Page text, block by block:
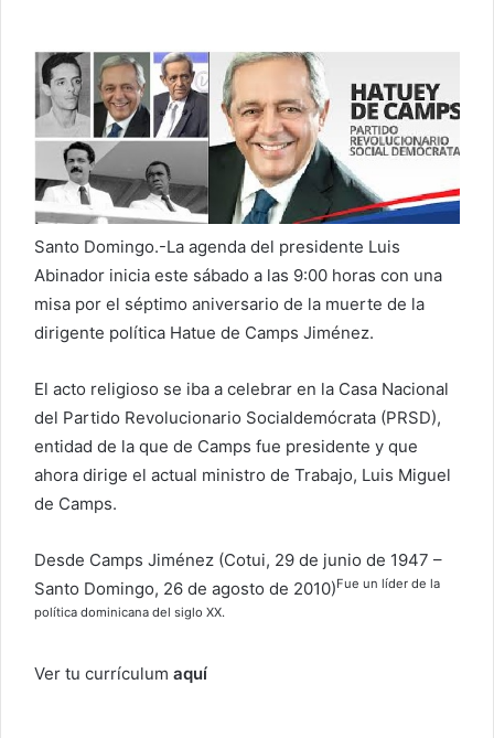
r
u
n
c
r
r
e
o
e
l
c
t
r
o
Santo Domingo.-La agenda del presidente Luis
Abinador inicia este sábado a las 9:00 horas con una
misa por el séptimo aniversario de la muerte de la
dirigente política Hatue de Camps Jiménez.
El acto religioso se iba a celebrar en la Casa Nacional
del Partido Revolucionario Socialdemócrata (PRSD),
entidad de la que de Camps fue presidente y que
ahora dirige el actual ministro de Trabajo, Luis Miguel
de Camps.
Desde Camps Jiménez (Cotui, 29 de junio de 1947 –
Santo Domingo, 26 de agosto de 2010)Fue un líder de la
política dominicana del siglo XX.
Ver tu currículum aquí